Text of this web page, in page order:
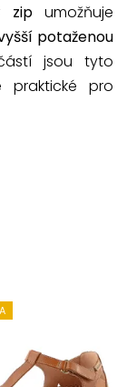
zipumožňuje
potaženou
jsou tyto
praktické pro